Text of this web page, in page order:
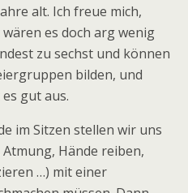
alt. Ich freue mich,
es doch arg wenig
zu sechst und können
bilden, und
gut aus.
im Sitzen stellen wir uns
Hände reiben,
…) mit einer